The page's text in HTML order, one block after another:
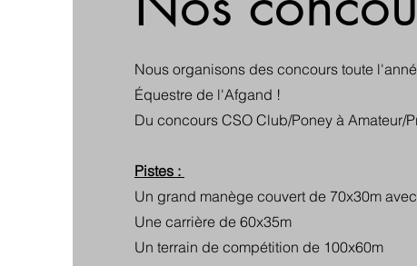
Nous organisons des concours toute
Équestre de l'Afgand !
Du concours CSO Club/Poney à Amateur/
Pistes :
Un grand manège couvert de 70x30m
Une carrière de 60x35m
Un terrain de compétition de 100x60m